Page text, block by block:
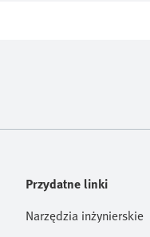
Przydatne linki
Narzędzia inżynierskie